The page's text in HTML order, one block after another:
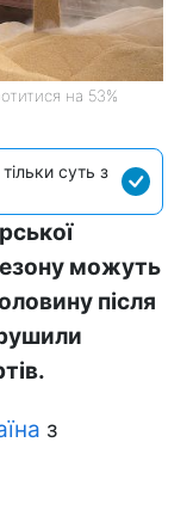
на 53%
суть з
можуть
після
з